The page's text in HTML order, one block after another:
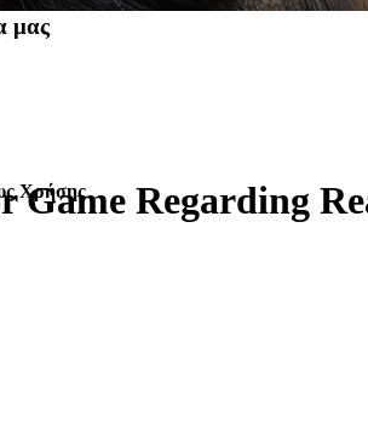
Game Regarding
μας
Χρήσης